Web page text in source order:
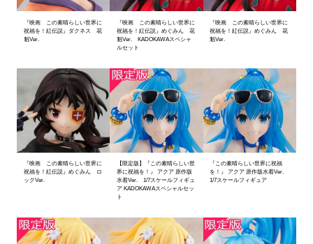
『映画 この素晴らしい世界に
祝福を！紅伝説』ダクネス 花
魁Ver.
『映画 この素晴らしい世界に
祝福を！紅伝説』めぐみん 花
魁Ver. KADOKAWAスペシャ
ルセット
『映画 この素晴らしい世界に
祝福を！紅伝説』めぐみん 花
魁Ver.
『映画 この素晴らしい世界に
祝福を！紅伝説』めぐみん ロ
ックVer.
【限定版】『この素晴らしい世
界に祝福を！』 アクア 原作版
水着Ver. 1/7スケールフィギュ
ア KADOKAWAスペシャルセッ
ト
『この素晴らしい世界に祝福
を！』 アクア 原作版水着Ver.
1/7スケールフィギュア